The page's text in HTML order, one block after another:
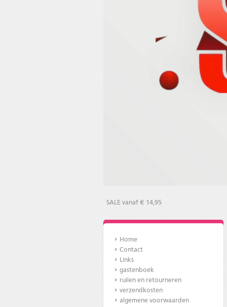
SALE vanaf € 14,95
Home
Contact
Links
gastenboek
ruilen en retourneren
verzendkosten
algemene voorwaarden